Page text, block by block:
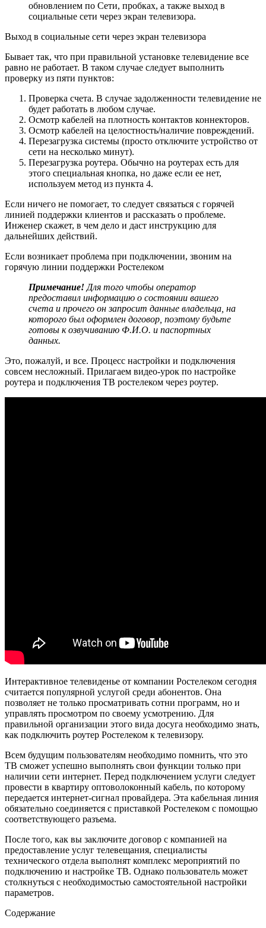
обновлением по Сети, пробках, а также выход в
социальные сети через экран телевизора.
Выход в социальные сети через экран телевизора
Бывает так, что при правильной установке телевидение все
равно не работает. В таком случае следует выполнить
проверку из пяти пунктов:
Проверка счета. В случае задолженности телевидение не
будет работать в любом случае.
Осмотр кабелей на плотность контактов коннекторов.
Осмотр кабелей на целостность/наличие повреждений.
Перезагрузка системы (просто отключите устройство от
сети на несколько минут).
Перезагрузка роутера. Обычно на роутерах есть для
этого специальная кнопка, но даже если ее нет,
используем метод из пункта 4.
Если ничего не помогает, то следует связаться с горячей
линией поддержки клиентов и рассказать о проблеме.
Инженер скажет, в чем дело и даст инструкцию для
дальнейших действий.
Если возникает проблема при подключении, звоним на
горячую линии поддержки Ростелеком
Примечание! Для того чтобы оператор
предоставил информацию о состоянии вашего
счета и прочего он запросит данные владельца, на
которого был оформлен договор, поэтому будьте
готовы к озвучиванию Ф.И.О. и паспортных
данных.
Это, пожалуй, и все. Процесс настройки и подключения
совсем несложный. Прилагаем видео-урок по настройке
роутера и подключения ТВ ростелеком через роутер.
Интерактивное телевиденье от компании Ростелеком сегодня
считается популярной услугой среди абонентов. Она
позволяет не только просматривать сотни программ, но и
управлять просмотром по своему усмотрению. Для
правильной организации этого вида досуга необходимо знать,
как подключить роутер Ростелеком к телевизору.
Всем будущим пользователям необходимо помнить, что это
ТВ сможет успешно выполнять свои функции только при
наличии сети интернет. Перед подключением услуги следует
провести в квартиру оптоволоконный кабель, по которому
передается интернет-сигнал провайдера. Эта кабельная линия
обязательно соединяется с приставкой Ростелеком с помощью
соответствующего разъема.
После того, как вы заключите договор с компанией на
предоставление услуг телевещания, специалисты
технического отдела выполнят комплекс мероприятий по
подключению и настройке ТВ. Однако пользователь может
столкнуться с необходимостью самостоятельной настройки
параметров.
Содержание